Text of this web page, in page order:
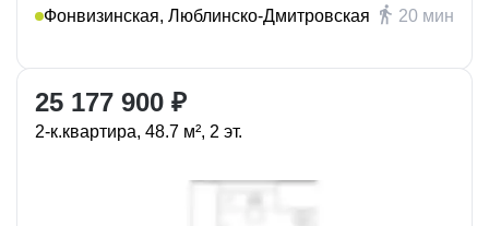
Фонвизинская, Люблинско-Дмитровская
20 мин
25 177 900 ₽
2-к.квартира, 48.7 м², 2 эт.